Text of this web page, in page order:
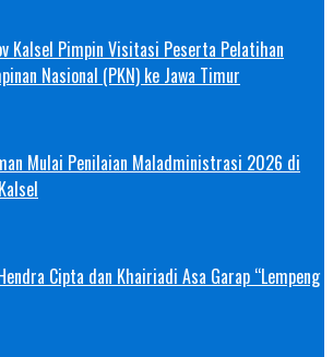
Kalsel Pimpin Visitasi Peserta Pelatihan
Nasional (PKN) ke Jawa Timur
Mulai Penilaian Maladministrasi 2026 di
Cipta dan Khairiadi Asa Garap “Lempeng